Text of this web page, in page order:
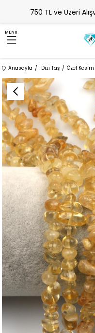
750 TL ve Üzeri
MENU
Anasayfa Dizi Taş Özel